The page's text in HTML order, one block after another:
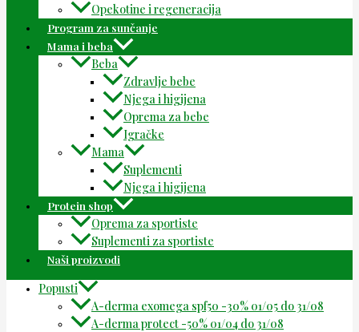
Opekotine i regeneracija
Program za sunčanje
Mama i beba
Beba
Zdravlje bebe
Njega i higijena
Oprema za bebe
Igračke
Mama
Suplementi
Njega i higijena
Protein shop
Oprema za sportiste
Suplementi za sportiste
Naši proizvodi
Popusti
A-derma exomega spf50 -30% 01/05 do 31/08
A-derma protect -50% 01/04 do 31/08